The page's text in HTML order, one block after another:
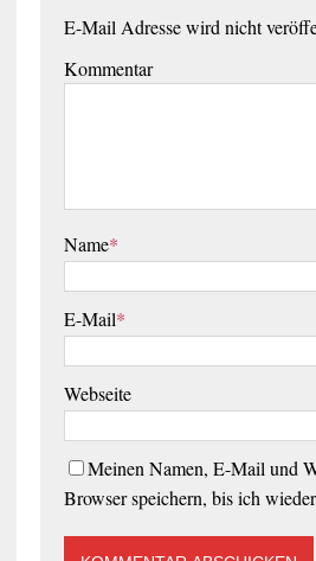
E-Mail Adresse wird nicht
Kommentar
Name*
E-Mail*
Webseite
Meinen Namen, E-Mail und
Browser speichern, bis ich